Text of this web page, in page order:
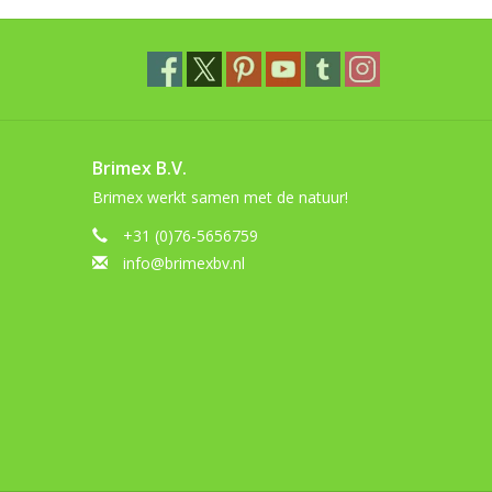
Brimex B.V.
Brimex werkt samen met de natuur!
+31 (0)76-5656759
info@brimexbv.nl